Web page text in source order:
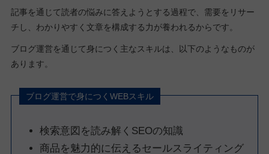
記事を通じて読者の悩みに答えようとする過程で、需要をリサー
チし、わかりやすく文章を構成する力が養われるからです。
ブログ運営を通じて身につく主なスキルは、以下のようなものが
あります。
ブログ運営で身につくWEBスキル
検索意図を読み解くSEOの知識
商品を魅力的に伝えるセールスライティング